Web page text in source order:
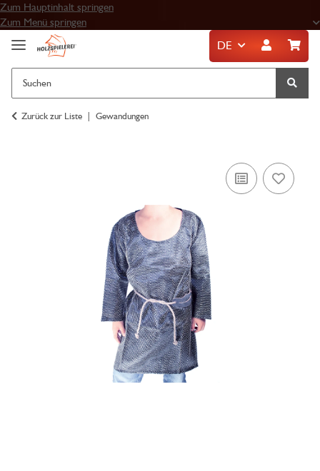
Zum Hauptinhalt springen
Zum Menü springen
DE
Zurück zur Liste Gewandungen